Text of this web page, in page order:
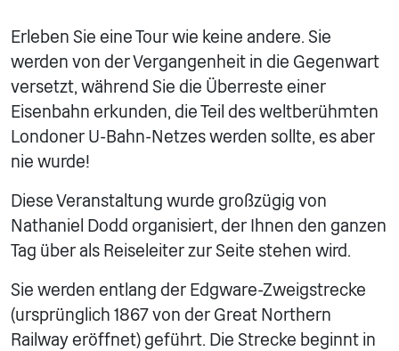
Erleben Sie eine Tour wie keine andere. Sie
werden von der Vergangenheit in die Gegenwart
versetzt, während Sie die Überreste einer
Eisenbahn erkunden, die Teil des weltberühmten
Londoner U-Bahn-Netzes werden sollte, es aber
nie wurde!
Diese Veranstaltung wurde großzügig von
Nathaniel Dodd organisiert, der Ihnen den ganzen
Tag über als Reiseleiter zur Seite stehen wird.
Sie werden entlang der Edgware-Zweigstrecke
(ursprünglich 1867 von der Great Northern
Railway eröffnet) geführt. Die Strecke beginnt in